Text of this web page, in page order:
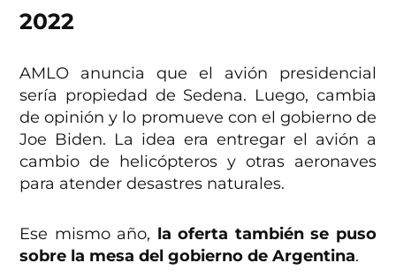
2022
AMLO anuncia que el avión presidencial
sería propiedad de Sedena. Luego, cambia
de opinión y lo promueve con el gobierno de
Joe Biden. La idea era entregar el avión a
cambio de helicópteros y otras aeronaves
para atender desastres naturales.
Ese mismo año, la oferta también se puso
sobre la mesa del gobierno de Argentina.